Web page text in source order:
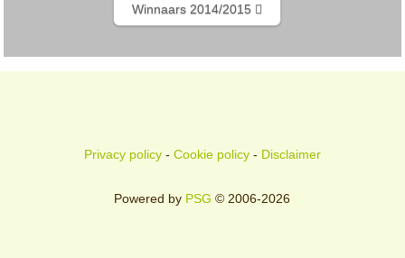
Winnaars 2014/2015
Privacy policy- Cookie policy- Disclaimer
Powered by PSG © 2006-2026